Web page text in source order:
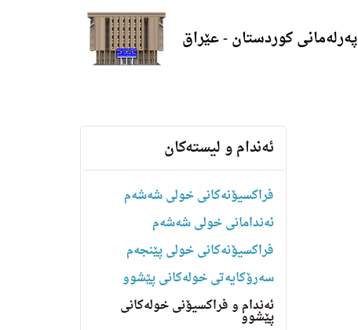
پەرلەمانی کوردستان - عێراق
ئه‌ندام و لیسته‌كان
فراکسیۆنەکانی خولی شەشەم
ئەندامانی خولی شەشەم
فراکسیۆنەکانی خولی پێنجەم
سه‌رۆكایه‌تی خولەکانی پێشوو
ئەندام و فراکسیۆنی خولەکانی
پێشوو